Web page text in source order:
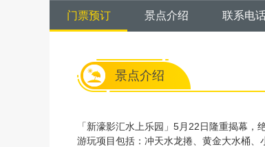
门票预订 景点介绍 联系电
景点介绍
「新濠影汇水上乐园」5月22日隆重揭幕，
游玩项目包括：冲天水龙捲、黄金大水桶、